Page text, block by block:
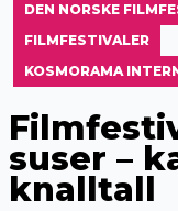
DEN NORSKE
FILMFESTIVALER
KOSMORAMA
suser –
knalltall